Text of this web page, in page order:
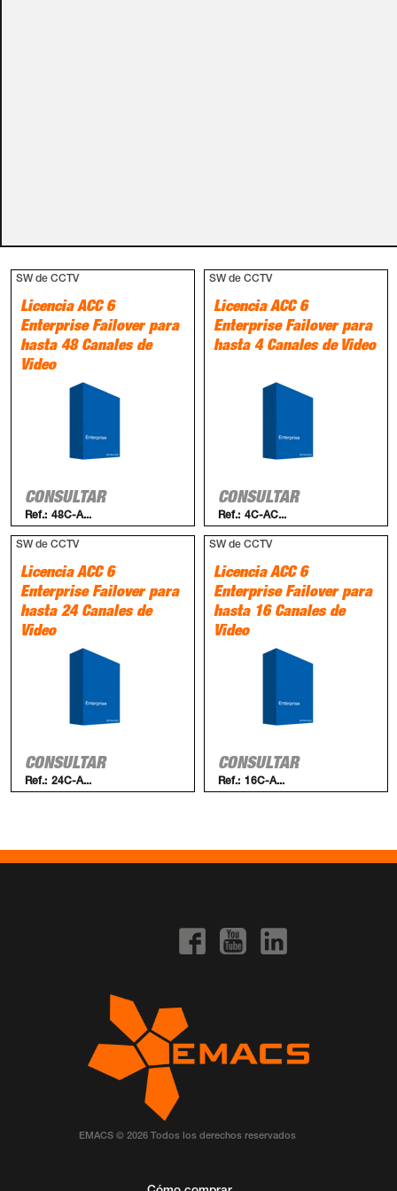
SW de CCTV
Licencia ACC 6
Enterprise Failover para
hasta 48 Canales de
Video
CONSULTAR
Ref.: 48C-A...
SW de CCTV
Licencia ACC 6
Enterprise Failover para
hasta 4 Canales de Video
CONSULTAR
Ref.: 4C-AC...
SW de CCTV
Licencia ACC 6
Enterprise Failover para
hasta 24 Canales de
Video
CONSULTAR
Ref.: 24C-A...
SW de CCTV
Licencia ACC 6
Enterprise Failover para
hasta 16 Canales de
Video
CONSULTAR
Ref.: 16C-A...
EMACS © 2026 Todos los derechos reservados